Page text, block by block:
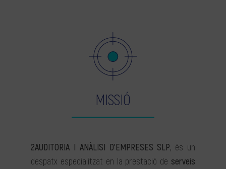
MISSIÓ
2AUDITORIA I ANÀLISI D’EMPRESES SLP, és un
despatx especialitzat en la prestació de serveis